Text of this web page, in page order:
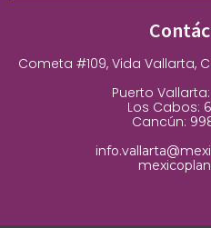
Cometa #109, Vida Vallarta,
Puerto Vallarta:
Los Cabos:
Cancún: